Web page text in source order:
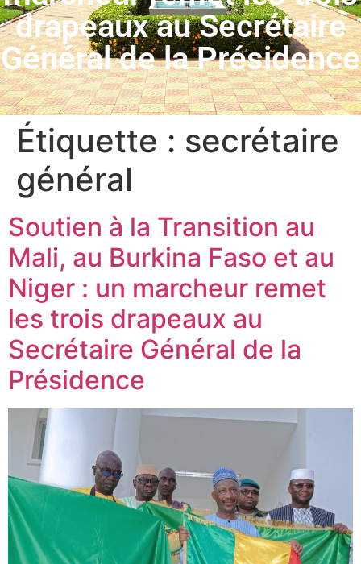
drapeaux au Secrétaire
Général de la Présidence
Étiquette : secrétaire
général
Soutien à la Transition au
Mali, au Burkina Faso et au
Niger : un marcheur remet
les trois drapeaux au
Secrétaire Général de la
Présidence